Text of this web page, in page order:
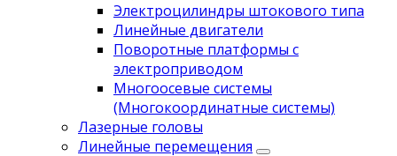
Электроцилиндры штокового типа
Линейные двигатели
Поворотные платформы с
электроприводом
Многоосевые системы
(Многокоординатные системы)
Лазерные головы
Линейные перемещения